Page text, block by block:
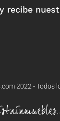
recibe
2022 - Todos